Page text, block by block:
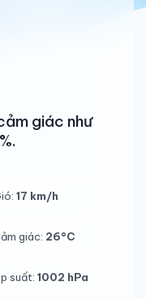
giác như
17 km/h
giác: 26°C
suất:1002 hPa